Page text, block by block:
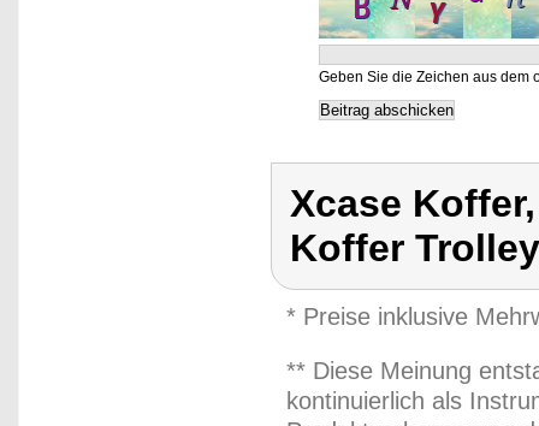
Geben Sie die Zeichen aus dem
Xcase
Koffer
* Preise inklusive
** Diese Meinung
kontinuierlich als